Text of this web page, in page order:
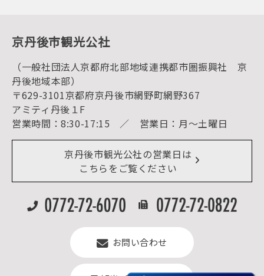
観光
海水浴
キャンプ
お宿探し
宿泊・日帰り予約（空室検索）
予約照会・予約キャンセル
宿泊施設一覧（お宿比較ページ）
アクセス
お知らせ
イベント情報
デジタル観光パンフレット
リアルタイム道路情報
よくある質問
京丹後市観光公社
（一般社団法人京都府北部地域連携都市圏振興社 京
丹後地域本部）
〒629-3101京都府京丹後市網野町網野367
アミティ丹後１F
営業時間：8:30-17:15 ／ 営業日：月～土曜日
京丹後市観光公社の営業日は
こちらをご覧ください
お問い合わせ